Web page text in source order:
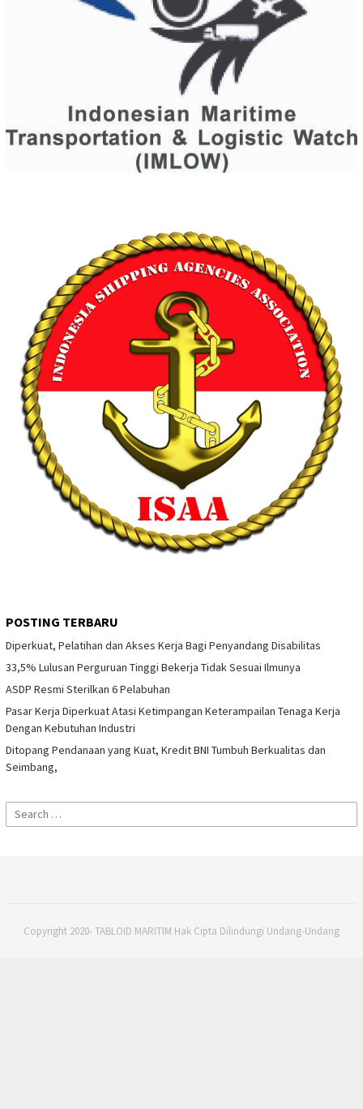
POSTING TERBARU
Diperkuat, Pelatihan dan Akses Kerja Bagi Penyandang Disabilitas
33,5% Lulusan Perguruan Tinggi Bekerja Tidak Sesuai Ilmunya
ASDP Resmi Sterilkan 6 Pelabuhan
Pasar Kerja Diperkuat Atasi Ketimpangan Keterampailan Tenaga Kerja
Dengan Kebutuhan Industri
Ditopang Pendanaan yang Kuat, Kredit BNI Tumbuh Berkualitas dan
Seimbang,
Search
for:
Copyright 2020- TABLOID MARITIM Hak Cipta Dilindungi Undang-Undang